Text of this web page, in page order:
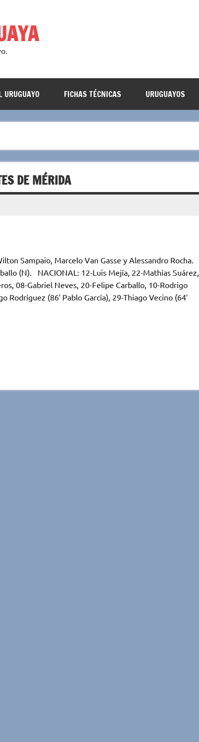
URUGUAYO FICHAS TÉCNICAS URUGUAYOS
DE MÉRIDA
Sampaio, Marcelo Van Gasse y Alessandro Rocha.
(N). NACIONAL: 12-Luis Mejía, 22-Mathías Suárez,
08-Gabriel Neves, 20-Felipe Carballo, 10-Rodrigo
Rodríguez (86′ Pablo García), 29-Thiago Vecino (64′